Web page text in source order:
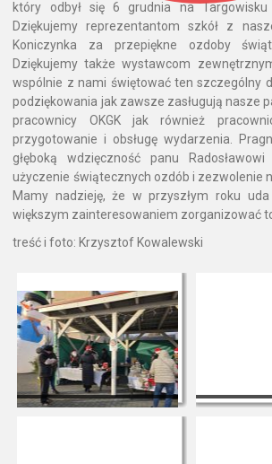
który odbył się 6 grudnia na Targowisku
Dziękujemy reprezentantom szkół z
Koniczynka za przepiękne ozdoby
Dziękujemy także wystawcom
wspólnie z nami świętować ten szczególny
podziękowania jak zawsze zasługują nasze
pracownicy OKGK jak również
przygotowanie i obsługę wydarzenia.
głęboką wdzięczność panu
użyczenie świątecznych ozdób i zezwolenie
Mamy nadzieję, że w przyszłym roku
większym zainteresowaniem zorganizować
treść i foto: Krzysztof Kowalewski